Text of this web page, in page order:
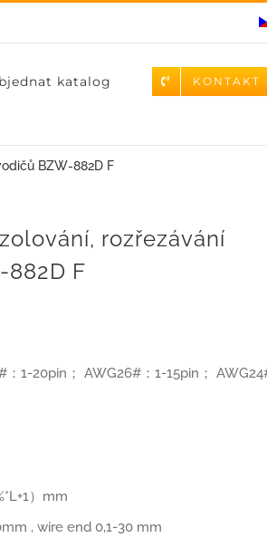
katalog KONTAKT
BZW-882D F
rozřezávání
F
1-20pin； AWG26#：1-15pin；
）mm
, wire end 0,1-30 mm